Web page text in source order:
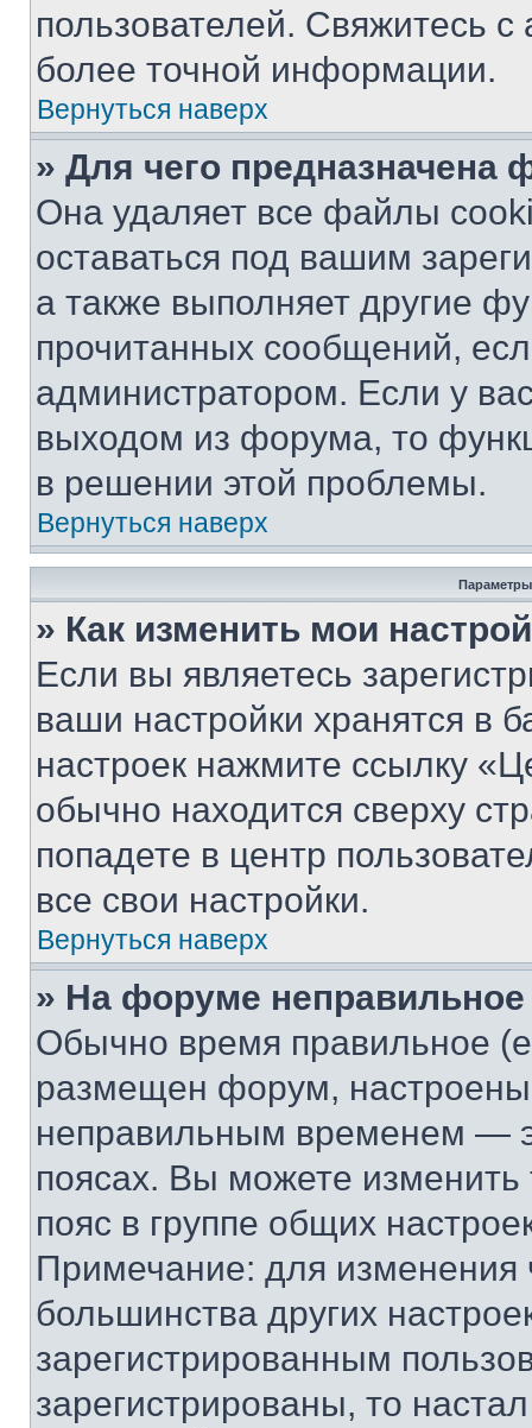
пользователей. Свяжитесь
более точной информации.
Вернуться наверх
» Для чего предназначена
Она удаляет все файлы
оставаться под вашим
а также выполняет другие
прочитанных сообщений,
администратором. Если у
выходом из форума, то
в решении этой проблемы.
Вернуться наверх
Параметры
» Как изменить мои
Если вы являетесь
ваши настройки хранятся в
настроек нажмите ссылку
обычно находится сверху
попадете в центр
все свои настройки.
Вернуться наверх
» На форуме
Обычно время правильное
размещен форум, настроены
неправильным временем —
поясах. Вы можете изменить
пояс в группе общих
Примечание: для изменения
большинства других
зарегистрированным
зарегистрированы, то